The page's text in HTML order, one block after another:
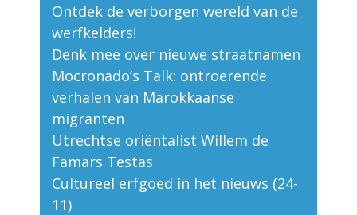
Ontdek de verborgen wereld van de
werfkelders!
Denk mee over nieuwe straatnamen
Mocronado’s Talk: ontroerende
verhalen van Marokkaanse
migranten
Utrechtse oriëntalist Willem de
Famars Testas
Cultureel erfgoed in het nieuws (24-
11)